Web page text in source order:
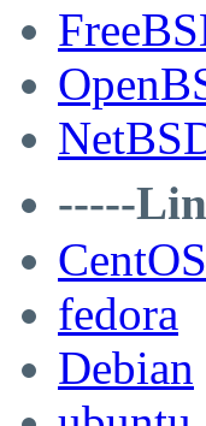
-----
CentOS
fedora
Debian